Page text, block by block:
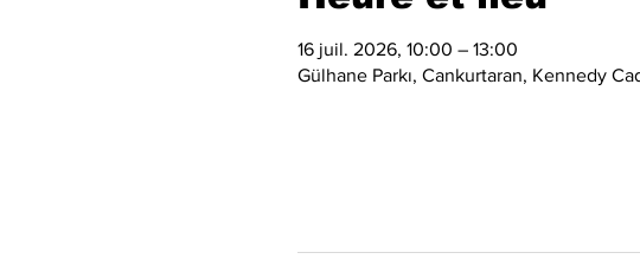
16 juil. 2026, 10:00 – 13:00
Gülhane Parkı, Cankurtaran, Kennedy